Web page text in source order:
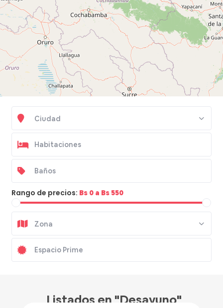
Ciudad
Rango de precios: Bs 0 a Bs 550
Zona
Listados en "Desayuno"